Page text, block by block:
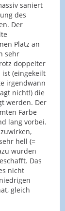
saniert
des
Der
Platz an
sehr
doppelter
(eingekeilt
irgendwann
nicht!) die
werden. Der
Farbe
lang vorbei.
hell (=
wurden
Das
nicht
gleich